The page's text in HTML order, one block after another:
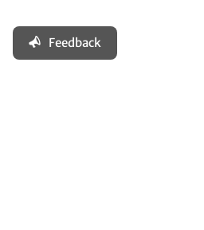
Feedback